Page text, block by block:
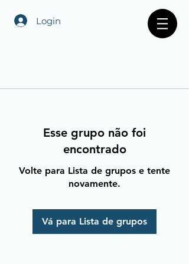
Login
Esse grupo não foi
encontrado
Volte para Lista de grupos e tente
novamente.
Vá para Lista de grupos